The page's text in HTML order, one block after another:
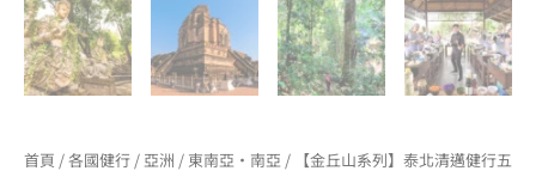
首頁 /各國健行 / 亞洲 / 東南亞·南亞 / 【金丘山系列】泰北清邁健行五